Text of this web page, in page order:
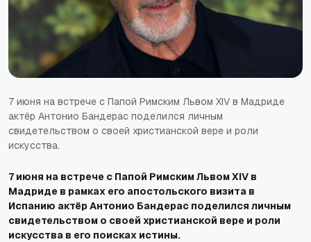
7 июня на встрече с Папой Римским Львом XIV в Мадриде
актёр Антонио Бандерас поделился личным
свидетельством о своей христианской вере и роли
искусства.
7 июня на встрече с Папой Римским Львом XIV в
Мадриде в рамках его апостольского визита в
Испанию актёр Антонио Бандерас поделился личным
свидетельством о своей христианской вере и роли
искусства в его поисках истины.